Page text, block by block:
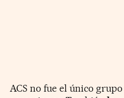
ACS no fue el único